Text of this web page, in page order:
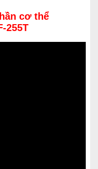
cơ thể
255T